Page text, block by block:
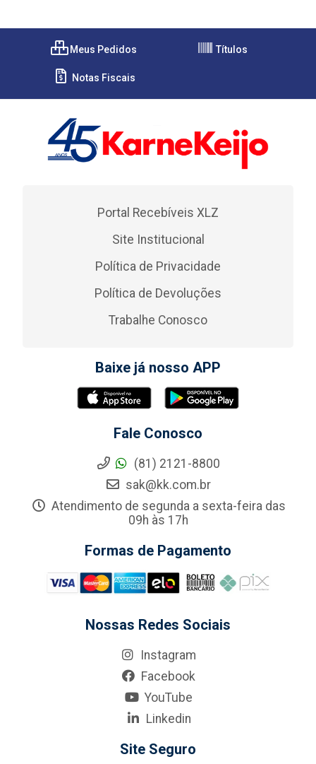
Meus Pedidos Títulos
Notas Fiscais
Portal Recebíveis XLZ
Site Institucional
Política de Privacidade
Política de Devoluções
Trabalhe Conosco
Baixe já nosso APP
Fale Conosco
(81) 2121-8800
sak@kk.com.br
Atendimento de segunda a sexta-feira das
09h às 17h
Formas de Pagamento
Nossas Redes Sociais
Instagram
Facebook
YouTube
Linkedin
Site Seguro